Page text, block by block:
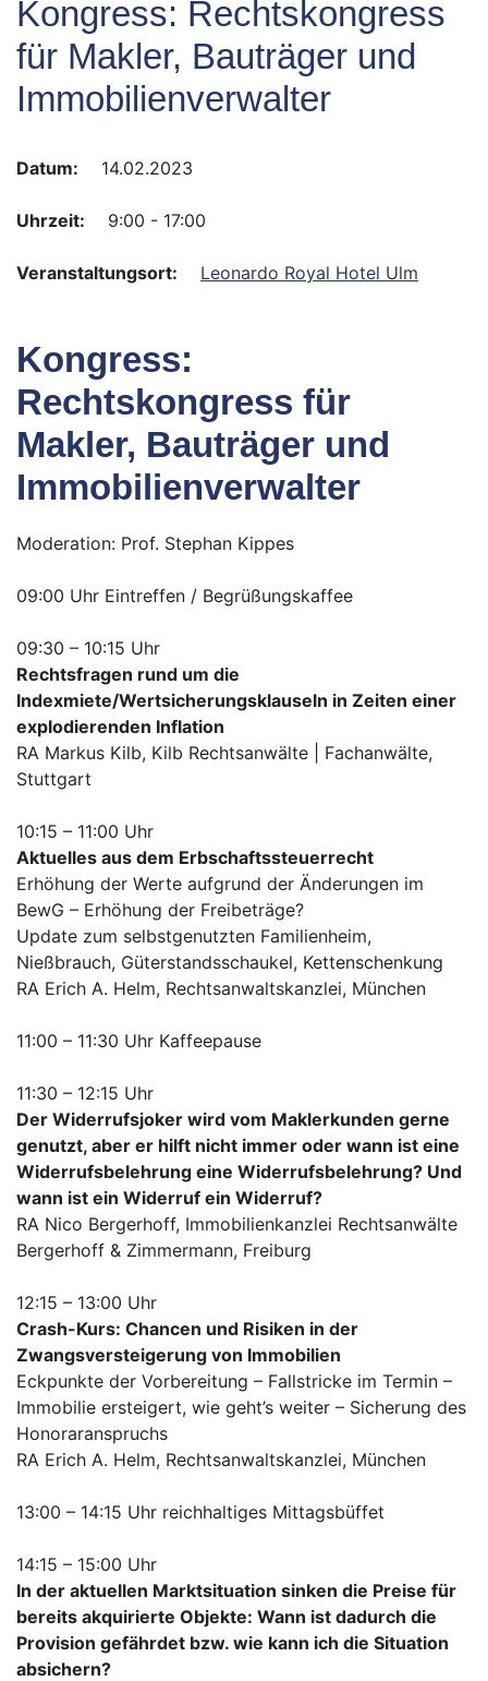
Kongress: Rechtskongress
für Makler, Bauträger und
Immobilienverwalter
Datum: 14.02.2023
Uhrzeit: 9:00 - 17:00
Veranstaltungsort: Leonardo Royal Hotel Ulm
Kongress:
Rechtskongress für
Makler, Bauträger und
Immobilienverwalter
Moderation: Prof. Stephan Kippes
09:00 Uhr Eintreffen / Begrüßungskaffee
09:30 – 10:15 Uhr
Rechtsfragen rund um die
Indexmiete/Wertsicherungsklauseln in Zeiten einer
explodierenden Inflation
RA Markus Kilb, Kilb Rechtsanwälte | Fachanwälte,
Stuttgart
10:15 – 11:00 Uhr
Aktuelles aus dem Erbschaftssteuerrecht
Erhöhung der Werte aufgrund der Änderungen im
BewG – Erhöhung der Freibeträge?
Update zum selbstgenutzten Familienheim,
Nießbrauch, Güterstandsschaukel, Kettenschenkung
RA Erich A. Helm, Rechtsanwaltskanzlei, München
11:00 – 11:30 Uhr Kaffeepause
11:30 – 12:15 Uhr
Der Widerrufsjoker wird vom Maklerkunden gerne
genutzt, aber er hilft nicht immer oder wann ist eine
Widerrufsbelehrung eine Widerrufsbelehrung? Und
wann ist ein Widerruf ein Widerruf?
RA Nico Bergerhoff, Immobilienkanzlei Rechtsanwälte
Bergerhoff & Zimmermann, Freiburg
12:15 – 13:00 Uhr
Crash-Kurs: Chancen und Risiken in der
Zwangsversteigerung von Immobilien
Eckpunkte der Vorbereitung – Fallstricke im Termin –
Immobilie ersteigert, wie geht’s weiter – Sicherung des
Honoraranspruchs
RA Erich A. Helm, Rechtsanwaltskanzlei, München
13:00 – 14:15 Uhr reichhaltiges Mittagsbüffet
14:15 – 15:00 Uhr
In der aktuellen Marktsituation sinken die Preise für
bereits akquirierte Objekte: Wann ist dadurch die
Provision gefährdet bzw. wie kann ich die Situation
absichern?